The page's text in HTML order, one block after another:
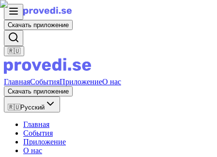
Скачать приложение
🇷🇺
ГлавнаяСобытияПриложениеО нас
Скачать приложение
🇷🇺Русский
Главная
События
Приложение
О нас